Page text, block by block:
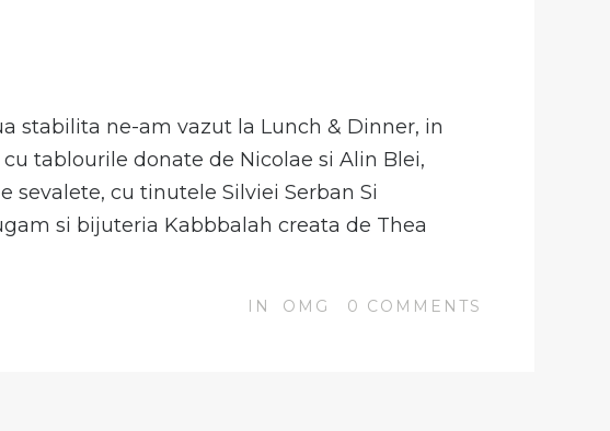
stabilita ne-am vazut la Lunch & Dinner, in
tablourile donate de Nicolae si Alin Blei,
sevalete, cu tinutele Silviei Serban Si
si bijuteria Kabbbalah creata de Thea
IN OMG 0 COMMENTS